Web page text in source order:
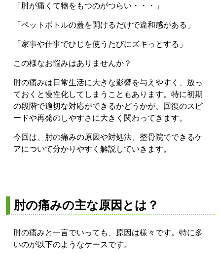
「肘が痛くて物をもつのがつらい・・・」
「ペットボトルの蓋を開けるだけで違和感がある」
「家事や仕事でひじを使うたびにズキっとする」
この様なお悩みはありませんか？
肘の痛みは日常生活に大きな影響を与えやすく、放っ
ておくと慢性化してしまうこともあります。特に初期
の段階で適切な対応ができるかどうかが、回復のスピ
ードや再発のしやすさに大きく関わってきます。
今回は、肘の痛みの原因や対処法、整骨院でできるケ
アについて分かりやすく解説していきます。
肘の痛みの主な原因とは？
肘の痛みと一言でいっても、原因は様々です。特に多
いのが以下のようなケースです。